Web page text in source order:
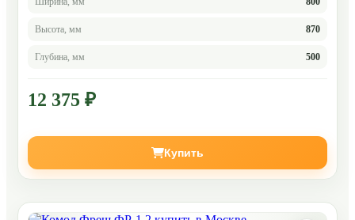
Высота, мм 870
Глубина, мм 500
12 375 ₽
Купить